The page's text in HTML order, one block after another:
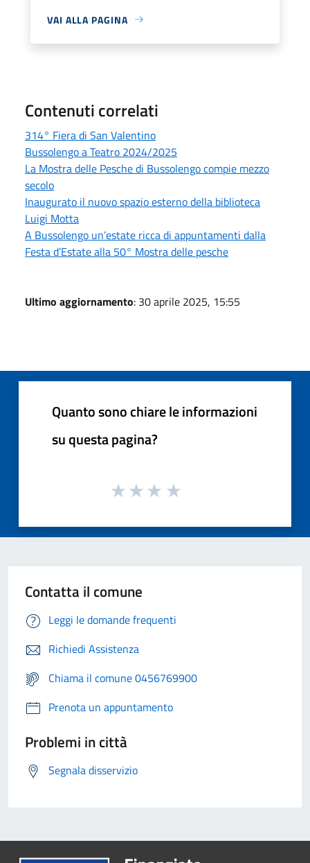
VAI ALLA PAGINA
Contenuti correlati
314° Fiera di San Valentino
Bussolengo a Teatro 2024/2025
La Mostra delle Pesche di Bussolengo compie mezzo
secolo
Inaugurato il nuovo spazio esterno della biblioteca
Luigi Motta
A Bussolengo un’estate ricca di appuntamenti dalla
Festa d’Estate alla 50° Mostra delle pesche
Ultimo aggiornamento: 30 aprile 2025, 15:55
Quanto sono chiare le informazioni
su questa pagina?
Contatta il comune
Leggi le domande frequenti
Richiedi Assistenza
Chiama il comune 0456769900
Prenota un appuntamento
Problemi in città
Segnala disservizio